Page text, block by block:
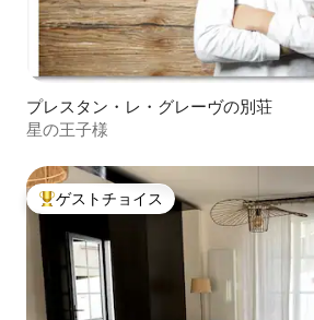
プレスタン・レ・グレーヴの別荘
星の王子様
大好評のゲストチョイスです。
ゲストチョイス